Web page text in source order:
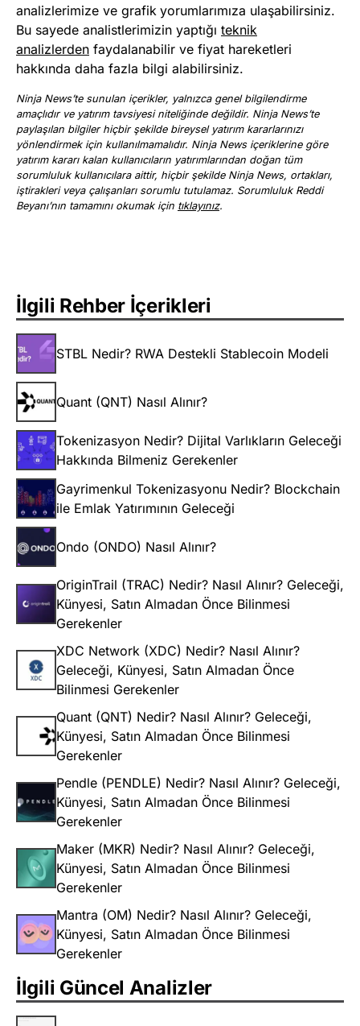
analizlerimize ve grafik yorumlarımıza ulaşabilirsiniz.
Bu sayede analistlerimizin yaptığı teknik
analizlerden faydalanabilir ve fiyat hareketleri
hakkında daha fazla bilgi alabilirsiniz.
Ninja News’te sunulan içerikler, yalnızca genel bilgilendirme
amaçlıdır ve yatırım tavsiyesi niteliğinde değildir. Ninja News’te
paylaşılan bilgiler hiçbir şekilde bireysel yatırım kararlarınızı
yönlendirmek için kullanılmamalıdır. Ninja News içeriklerine göre
yatırım kararı kalan kullanıcıların yatırımlarından doğan tüm
sorumluluk kullanıcılara aittir, hiçbir şekilde Ninja News, ortakları,
iştirakleri veya çalışanları sorumlu tutulamaz. Sorumluluk Reddi
Beyanı’nın tamamını okumak için tıklayınız.
İlgili Rehber İçerikleri
STBL Nedir? RWA Destekli Stablecoin Modeli
Quant (QNT) Nasıl Alınır?
Tokenizasyon Nedir? Dijital Varlıkların Geleceği
Hakkında Bilmeniz Gerekenler
Gayrimenkul Tokenizasyonu Nedir? Blockchain
ile Emlak Yatırımının Geleceği
Ondo (ONDO) Nasıl Alınır?
OriginTrail (TRAC) Nedir? Nasıl Alınır? Geleceği,
Künyesi, Satın Almadan Önce Bilinmesi
Gerekenler
XDC Network (XDC) Nedir? Nasıl Alınır?
Geleceği, Künyesi, Satın Almadan Önce
Bilinmesi Gerekenler
Quant (QNT) Nedir? Nasıl Alınır? Geleceği,
Künyesi, Satın Almadan Önce Bilinmesi
Gerekenler
Pendle (PENDLE) Nedir? Nasıl Alınır? Geleceği,
Künyesi, Satın Almadan Önce Bilinmesi
Gerekenler
Maker (MKR) Nedir? Nasıl Alınır? Geleceği,
Künyesi, Satın Almadan Önce Bilinmesi
Gerekenler
Mantra (OM) Nedir? Nasıl Alınır? Geleceği,
Künyesi, Satın Almadan Önce Bilinmesi
Gerekenler
İlgili Güncel Analizler